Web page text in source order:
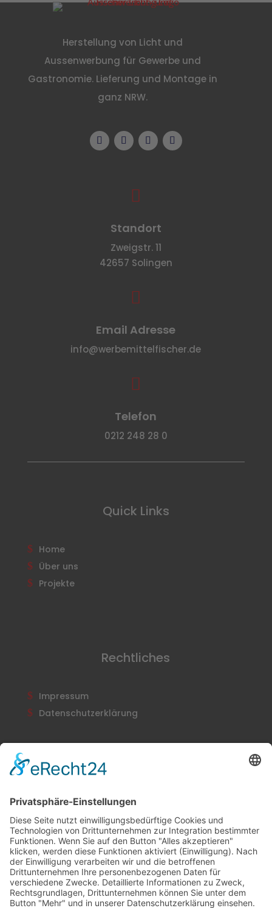
Herstellung von Licht und
Aussenwerbung für Gewerbe und
Gastronomie. Lieferung und Montage in
ganz NRW.

Standort
Zweigstr. 11
42657 Solingen

Email Adresse
info@werbemittelfischer.de

Telefon
0212 248 28 0
Quick Links
Home
Über uns
Projekte
Rechtliches
Impressum
Datenschutzerklärung
Newsletter
Abonnieren